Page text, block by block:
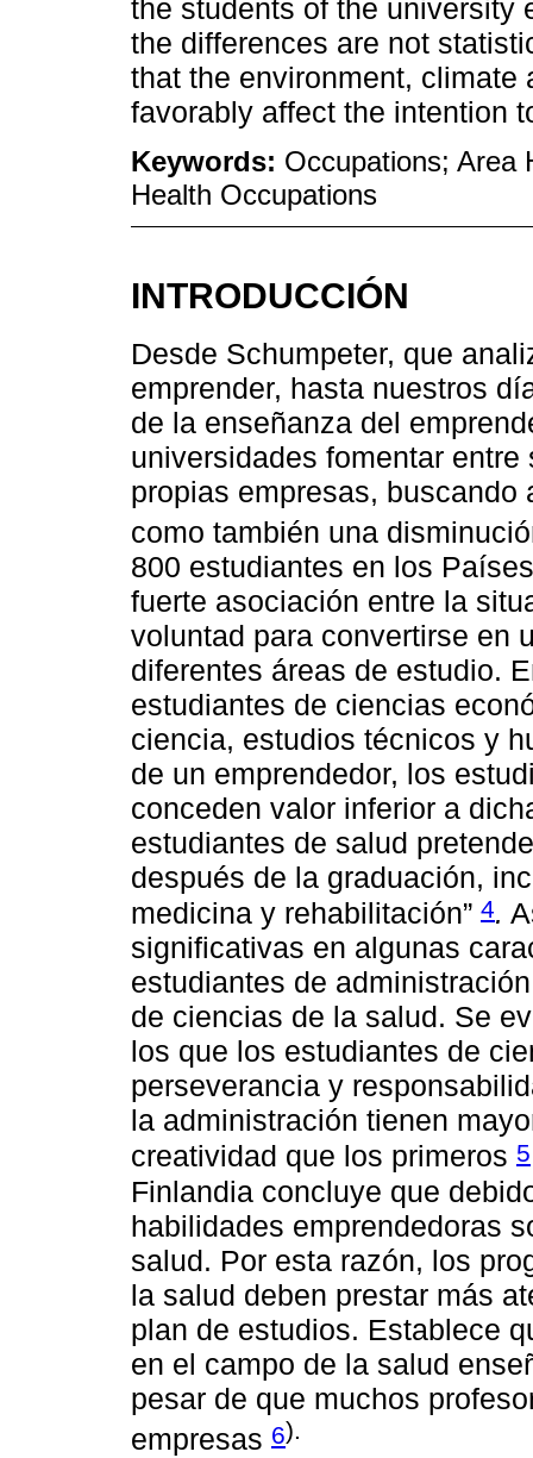
the students of the university
the differences are not
that the environment, climate
favorably affect the intention
Keywords: Occupations; Area
Health Occupations
INTRODUCCIÓN
Desde Schumpeter, que
emprender, hasta nuestros
de la enseñanza del
universidades fomentar
propias empresas,
como también una
800 estudiantes en los
fuerte asociación entre la
voluntad para convertirse en
diferentes áreas de estudio.
estudiantes de ciencias
ciencia, estudios técnicos y
de un emprendedor, los
conceden valor inferior a
estudiantes de salud
después de la graduación,
medicina y rehabilitación” 4.
significativas en algunas
estudiantes de
de ciencias de la salud. Se
los que los estudiantes de
perseverancia y
la administración tienen
creatividad que los primeros 5
Finlandia concluye que
habilidades emprendedoras
salud. Por esta razón, los
la salud deben prestar más
plan de estudios. Establece
en el campo de la salud
pesar de que muchos
empresas 6).